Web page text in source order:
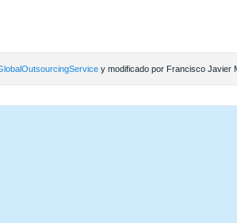
y modificado por Francisco Javier